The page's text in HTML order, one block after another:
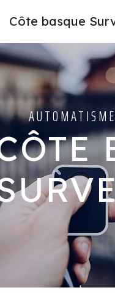
Côte basque